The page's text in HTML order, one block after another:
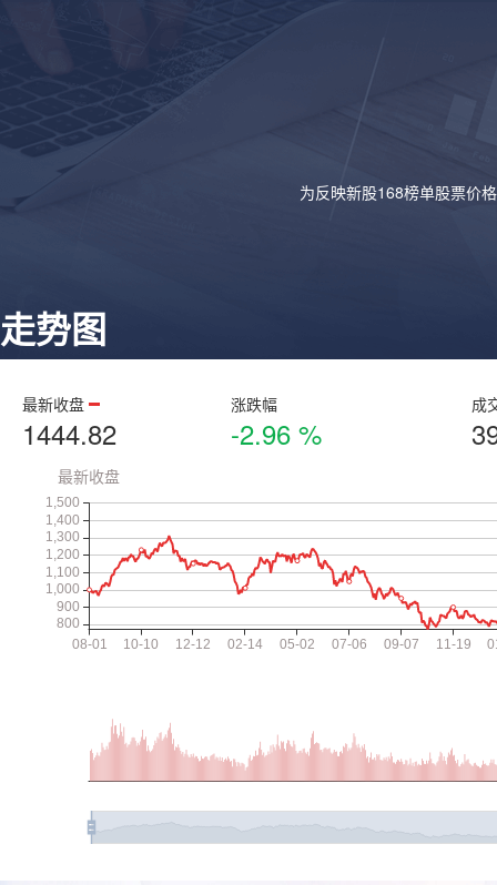
为反映新股168榜单股票价
走势图
最新收盘
1444.82
涨跌幅
-2.96 %
成